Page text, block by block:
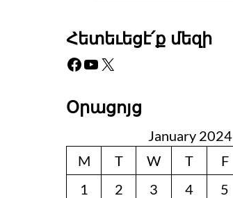
Հետեւեցէ՛ք մեզի
Facebook YouTube X
Օրացոյց
January 2024
M
T W T F
1
2 3 4 5